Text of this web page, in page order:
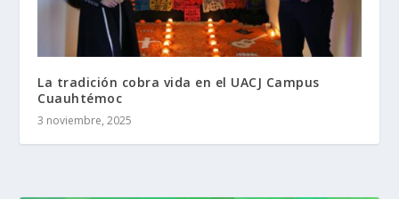
La tradición cobra vida en el UACJ Campus
Cuauhtémoc
3 noviembre, 2025